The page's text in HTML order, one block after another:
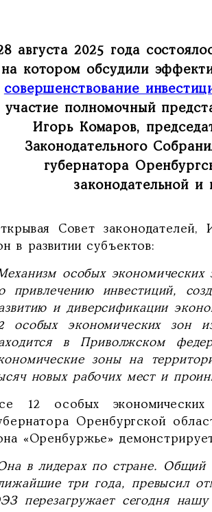
августа 2025 года
на котором обсудили
совершенствование
участие полномочный
Игорь Комаров,
Законодательного
губернатора
законодательной и
Совет законодателей,
в развитии субъектов:
особых
привлечению инвестиций,
и диверсификации
особых экономических
в Приволжском
зоны на
новых рабочих мест и
12 особых
Оренбургской
«Оренбуржье»
в лидерах по стране. Общий
три года, превысил
перезагружает сегодня